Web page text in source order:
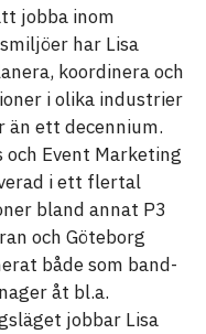
jobba inom
har Lisa
koordinera och
i olika industrier
ett decennium.
och Event Marketing
i ett flertal
bland annat P3
och Göteborg
både som band-
åt bl.a.
jobbar Lisa